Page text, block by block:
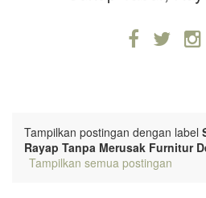
Tampilkan postingan dengan label
Rayap Tanpa Merusak Furnitur
Tampilkan semua postingan